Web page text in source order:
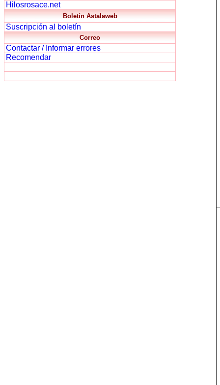
Hilosrosace.net
Boletín Astalaweb
Suscripción al boletín
Correo
Contactar / Informar errores
Recomendar